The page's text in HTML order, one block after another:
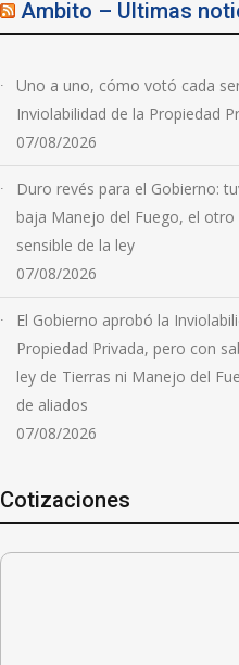
Ambito – Ultimas
Uno a uno, cómo votó cada
Inviolabilidad de la Propiedad
07/08/2026
Duro revés para el Gobierno:
baja Manejo del Fuego, el otro
sensible de la ley
07/08/2026
El Gobierno aprobó la
Propiedad Privada, pero con
ley de Tierras ni Manejo del
de aliados
07/08/2026
Cotizaciones